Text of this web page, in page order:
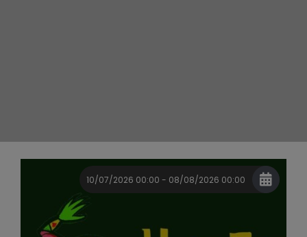
10/07/2026 00:00 - 08/08/2026 00:00